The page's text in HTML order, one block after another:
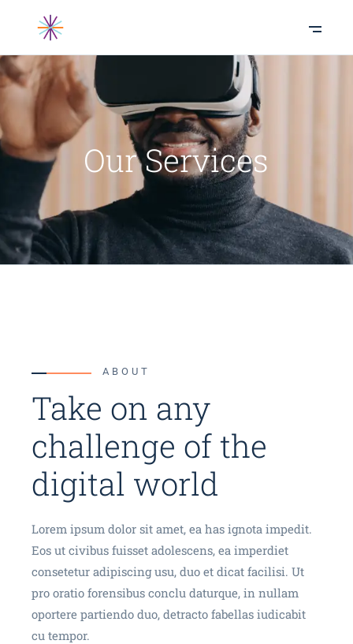
Our Services
ABOUT
Take on any
challenge of the
digital world
Lorem ipsum dolor sit amet, ea has ignota impedit.
Eos ut civibus fuisset adolescens, ea imperdiet
consetetur adipiscing usu, duo et dicat facilisi. Ut
pro oratio forensibus conclu daturque, in nullam
oportere partiendo duo, detracto fabellas iudicabit
cu tempor.